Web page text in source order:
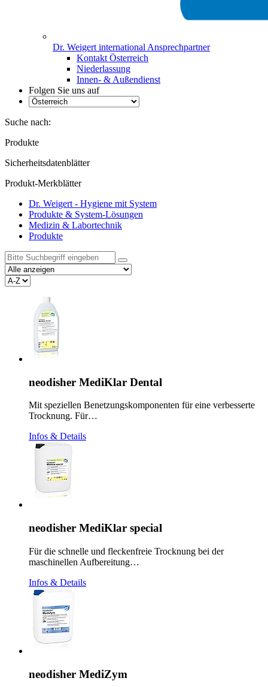
Dr. Weigert international Ansprechpartner
Kontakt Österreich
Niederlassung
Innen- & Außendienst
Folgen Sie uns auf
Suche nach:
Produkte
Sicherheitsdatenblätter
Produkt-Merkblätter
Dr. Weigert - Hygiene mit System
Produkte & System-Lösungen
Medizin & Labortechnik
Produkte
neodisher MediKlar Dental
Mit speziellen Benetzungskomponenten für eine verbesserte
Trocknung. Für…
Infos & Details
neodisher MediKlar special
Für die schnelle und fleckenfreie Trocknung bei der
maschinellen Aufbereitung…
Infos & Details
neodisher MediZym